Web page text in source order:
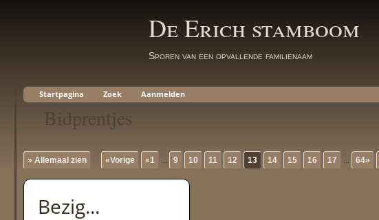
De Erich stamboom
Sporen van een opvallende familienaam
Startpagina Zoek Aanmelden
Bidprentjes
» Allemaal zien «Vorige «1 ... 9 10 11 12 13 14 15 16 17 ... 64»
Bezig...